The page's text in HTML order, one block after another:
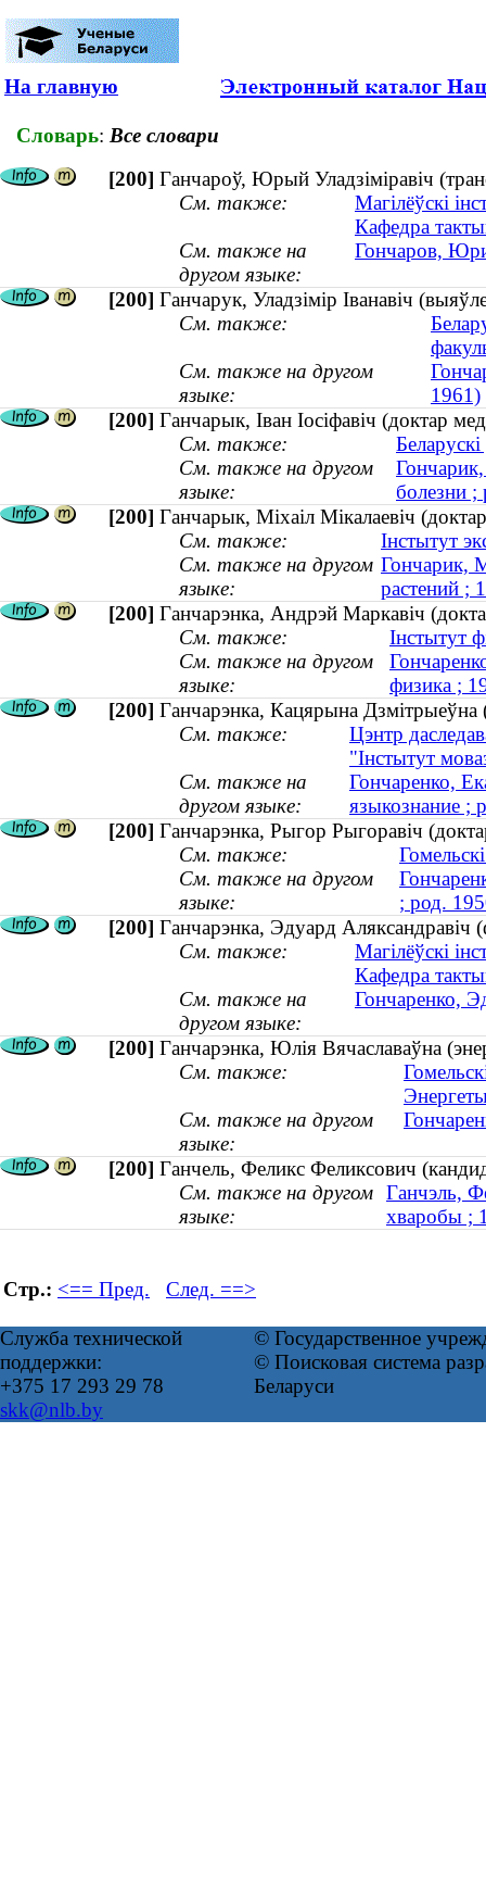
На главную
Словарь: Все словари
[200] Ганчароў, Юрый Уладзіміравіч
См. также:
Магілёўскі
Кафедра
См. также на
другом языке:
Гончаров,
[200] Ганчарук, Уладзімір Іванавіч
См. также:
См. также на другом
языке:
1961)
[200] Ганчарык, Іван Іосіфавіч (доктар
См. также:
См. также на другом
языке:
болезни ;
[200] Ганчарык, Міхаіл Мікалаевіч
См. также:
Інстытут
См. также на другом
языке:
Гончарик,
растений ;
[200] Ганчарэнка, Андрэй Маркавіч
См. также:
Інстытут
См. также на другом
языке:
физика ;
[200] Ганчарэнка, Кацярына Дзмітрыеўна
См. также:
Цэнтр
"Інстытут
См. также на
другом языке:
Гончаренко,
языкознание ;
[200] Ганчарэнка, Рыгор Рыгоравіч
См. также:
См. также на другом
языке:
; род.
[200] Ганчарэнка, Эдуард Аляксандравіч
См. также:
Магілёўскі
Кафедра
См. также на
другом языке:
Гончаренко,
[200] Ганчарэнка, Юлія Вячаславаўна
См. также:
См. также на другом
языке:
[200] Ганчель, Феликс Феликсович
См. также на другом
языке:
Ганчэль,
хваробы ;
Стр.: <== Пред. След. ==>
Служба технической
поддержки:
+375 17 293 29 78
skk@nlb.by
© Государственное
© Поисковая система
Беларуси